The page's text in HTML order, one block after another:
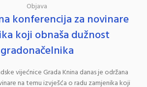
Objava
konferencija za novinare
koji obnaša dužnost
gradonačelnika
vijećnice Grada Knina danas je održana
na temu izvješća o radu zamjenika koji